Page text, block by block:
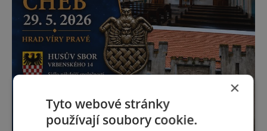
×
Tyto webové stránky
používají soubory cookie.